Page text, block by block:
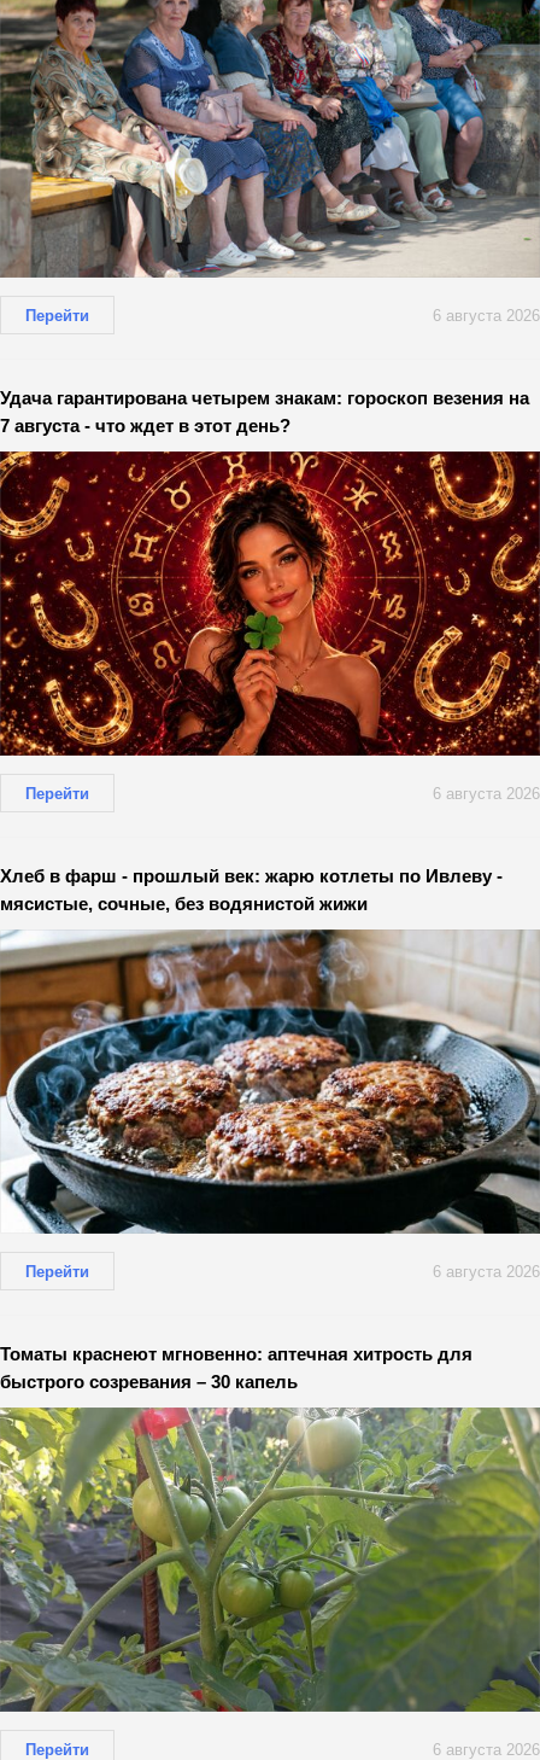
Перейти 6 августа 2026
Удача гарантирована четырем знакам: гороскоп везения на
7 августа - что ждет в этот день?
Перейти 6 августа 2026
Хлеб в фарш - прошлый век: жарю котлеты по Ивлеву -
мясистые, сочные, без водянистой жижи
Перейти 6 августа 2026
Томаты краснеют мгновенно: аптечная хитрость для
быстрого созревания – 30 капель
Перейти 6 августа 2026